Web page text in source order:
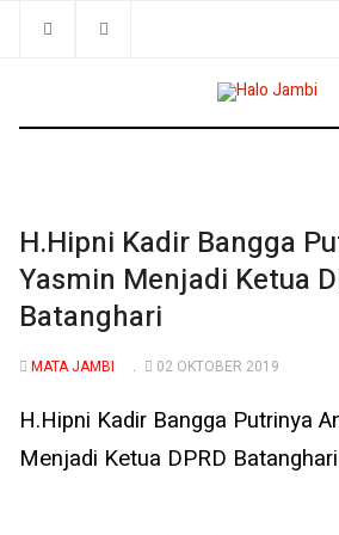
H.Hipni Kadir Bangga
Yasmin Menjadi Ketua
Batanghari
MATA JAMBI 02 OKTOBER 2019
H.Hipni Kadir Bangga Putrinya
Menjadi Ketua DPRD Batanghari